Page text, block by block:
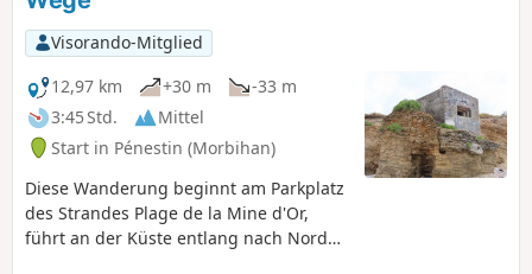
Visorando-Mitglied
12,97 km
+30 m
-33 m
3:45 Std.
Mittel
Start in Pénestin (Morbihan)
Diese Wanderung beginnt am Parkplatz
des Strandes Plage de la Mine d'Or,
führt an der Küste entlang nach Norden